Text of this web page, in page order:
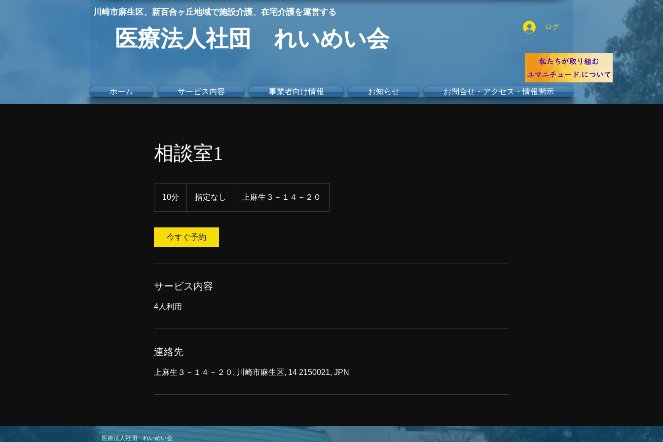
医療法人社団 れいめい会
川崎市麻生区、新百合ヶ丘地域で施設介護、在宅介護を運営する
ログイン
ホーム サービス内容 事業者向け情報 お知らせ お問合せ・アクセス・情報開示
相談室1
10分 指定なし 上麻生３－１４－２０
今すぐ予約
サービス内容
4人利用
連絡先
上麻生３－１４－２０, 川崎市麻生区, 14 2150021, JPN
医療法人社団 れいめい会